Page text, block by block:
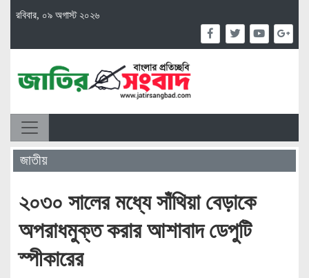
রবিবার, ০৯ অগাস্ট ২০২৬
জাতীয়
২০৩০ সালের মধ্যে সাঁথিয়া বেড়াকে
অপরাধমুক্ত করার আশাবাদ ডেপুটি
স্পীকারের